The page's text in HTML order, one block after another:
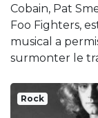
Cobain, Pat
Foo Fighters,
musical a
surmonter le
Rock